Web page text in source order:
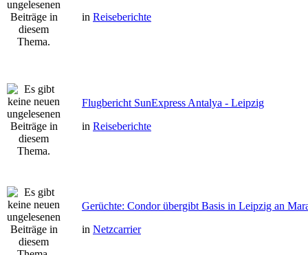
in Reiseberichte
Flugbericht SunExpress Antalya - Leipzig
in Reiseberichte
Gerüchte: Condor übergibt Basis in Leipzig an
in Netzcarrier